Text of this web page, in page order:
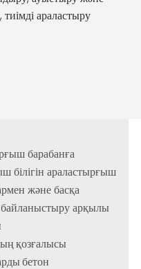
тиімді араластыру
барабанға
білігін араластырғыш
және басқа
арқылы
қозғалысы
бетон